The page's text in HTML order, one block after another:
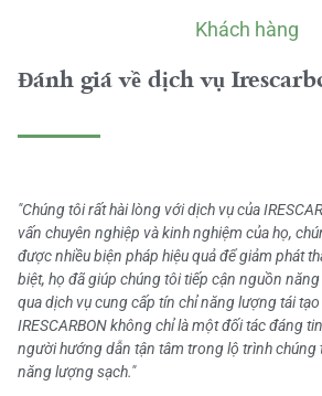
Khách hàng
Đánh giá về dịch vụ
"Chúng tôi rất hài lòng với dịch vụ của
vấn chuyên nghiệp và kinh nghiệm của họ,
được nhiều biện pháp hiệu quả để giảm phát
biệt, họ đã giúp chúng tôi tiếp cận nguồn
qua dịch vụ cung cấp tín chỉ năng lượng tái tạo
IRESCARBON không chỉ là một đối tác đáng
người hướng dẫn tận tâm trong lộ trình chúng
năng lượng sạch."